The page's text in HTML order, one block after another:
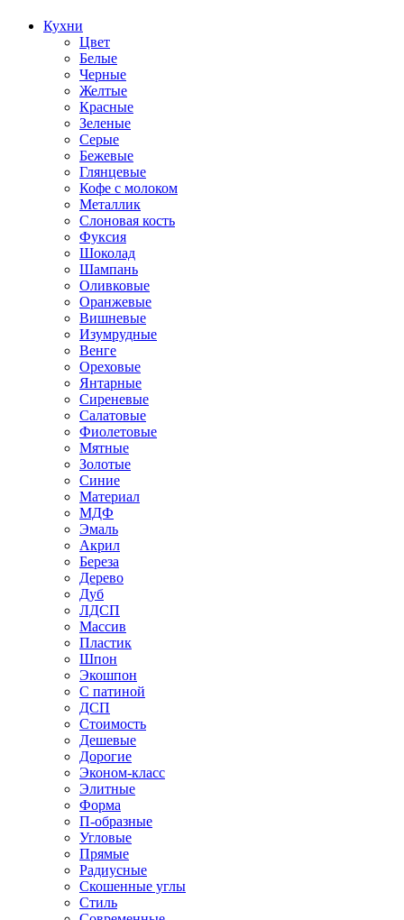
Кухни
Цвет
Белые
Черные
Желтые
Красные
Зеленые
Серые
Бежевые
Глянцевые
Кофе с молоком
Металлик
Слоновая кость
Фуксия
Шоколад
Шампань
Оливковые
Оранжевые
Вишневые
Изумрудные
Венге
Ореховые
Янтарные
Сиреневые
Салатовые
Фиолетовые
Мятные
Золотые
Синие
Материал
МДФ
Эмаль
Акрил
Береза
Дерево
Дуб
ЛДСП
Массив
Пластик
Шпон
Экошпон
С патиной
ДСП
Стоимость
Дешевые
Дорогие
Эконом-класс
Элитные
Форма
П-образные
Угловые
Прямые
Радиусные
Скошенные углы
Стиль